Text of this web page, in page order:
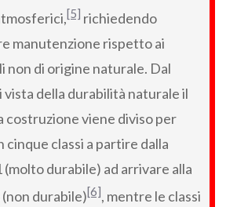
[5] richiedendo
manutenzione rispetto ai
non di origine naturale. Dal
vista della durabilità naturale il
costruzione viene diviso per
cinque classi a partire dalla
(molto durabile) ad arrivare alla
(non durabile)[6], mentre le classi